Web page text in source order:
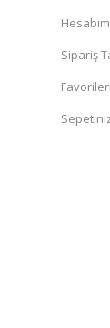
Hesabım
Sipariş